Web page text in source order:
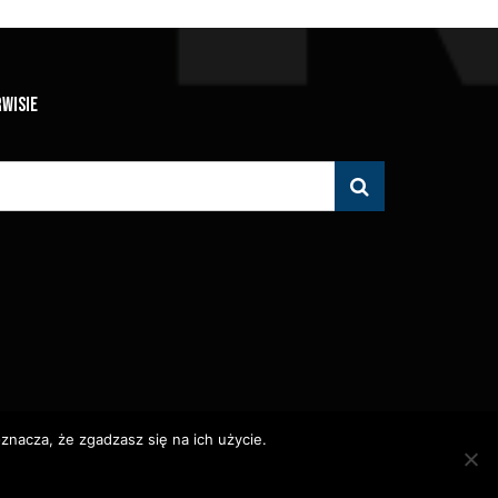
że zgadzasz się na ich użycie.